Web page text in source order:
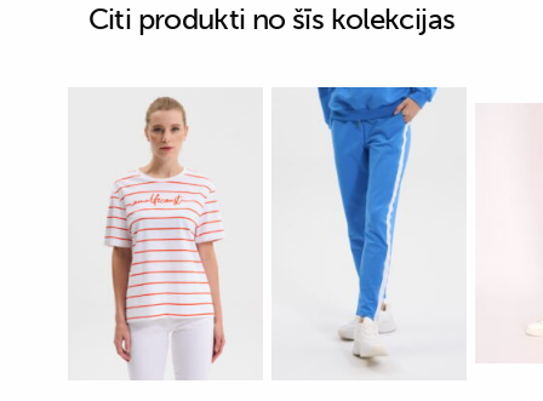
Citi produkti no šīs kolekcijas